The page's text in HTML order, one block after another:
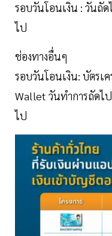
รอบวันโอนเงิน : วันถั
ไป
ช่องทางอื่นๆ
รอบวันโอนเงิน: บัตรเ
Wallet วันทำการถัดไ
ไป